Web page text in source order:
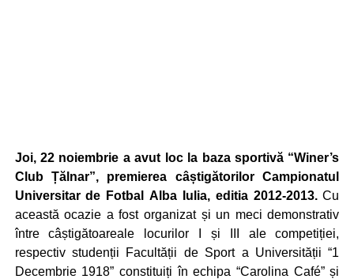
Joi, 22 noiembrie a avut loc la baza sportivă “Winer’s
Club Țălnar”, premierea câștigătorilor Campionatul
Universitar de Fotbal Alba Iulia, editia 2012-2013.Cu
această ocazie a fost organizat și un meci demonstrativ
între câștigătoareale locurilor I și III ale competiției,
respectiv studenții Facultății de Sport a Universității “1
Decembrie 1918” constituiți în echipa “Carolina Café” și